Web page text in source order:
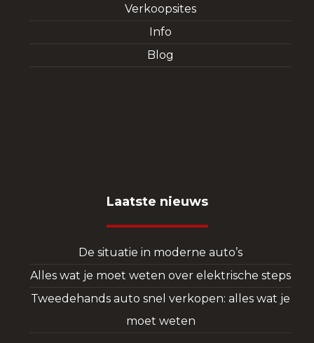
Verkoopsites
Info
Blog
Laatste nieuws
De situatie in moderne auto’s
Alles wat je moet weten over elektrische steps
Tweedehands auto snel verkopen: alles wat je
moet weten